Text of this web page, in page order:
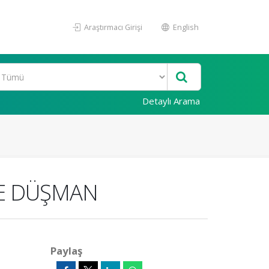
Araştırmacı Girişi English
Detaylı Arama
DÜŞMAN
Paylaş